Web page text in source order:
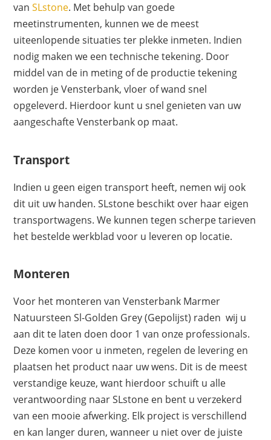
vanSLstone. Met behulp van goede
meetinstrumenten, kunnen we de meest
uiteenlopende situaties ter plekke inmeten. Indien
nodig maken we een technische tekening. Door
middel van de in meting of de productie tekening
worden je Vensterbank, vloer of wand snel
opgeleverd. Hierdoor kunt u snel genieten van uw
aangeschafte Vensterbank op maat.
Transport
Indien u geen eigen transport heeft, nemen wij ook
dit uit uw handen. SLstone beschikt over haar eigen
transportwagens. We kunnen tegen scherpe tarieven
het bestelde werkblad voor u leveren op locatie.
Monteren
Voor het monteren van Vensterbank Marmer
Natuursteen Sl-Golden Grey (Gepolijst) raden wij u
aan dit te laten doen door 1 van onze professionals.
Deze komen voor u inmeten, regelen de levering en
plaatsen het product naar uw wens. Dit is de meest
verstandige keuze, want hierdoor schuift u alle
verantwoording naar SLstone en bent u verzekerd
van een mooie afwerking. Elk project is verschillend
en kan langer duren, wanneer u niet over de juiste